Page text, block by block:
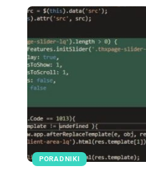
PORADNIKI